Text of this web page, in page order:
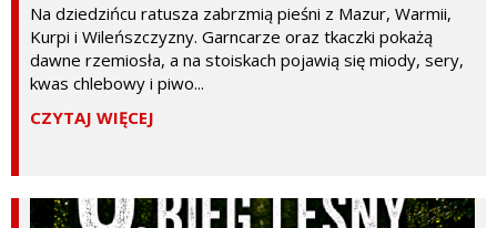
Na dziedzińcu ratusza zabrzmią pieśni z Mazur, Warmii,
Kurpi i Wileńszczyzny. Garncarze oraz tkaczki pokażą
dawne rzemiosła, a na stoiskach pojawią się miody, sery,
kwas chlebowy i piwo...
CZYTAJ WIĘCEJ